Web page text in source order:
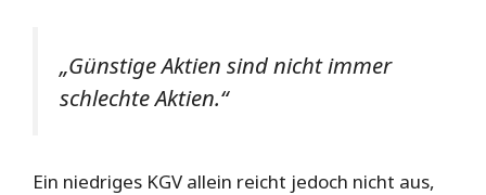
„Günstige Aktien sind nicht immer
schlechte Aktien.“
Ein niedriges KGV allein reicht jedoch nicht aus,